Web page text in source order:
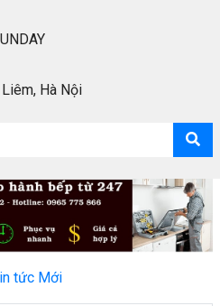
Hà Nội
tức Mới